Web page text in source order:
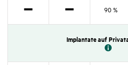
Nicht
Nicht
90 %
Implan­tate auf